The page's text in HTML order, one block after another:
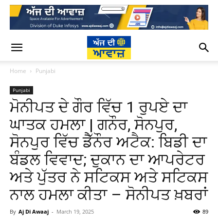
Home Punjabi
Punjabi
ਮੋਨੀਪਤ ਦੇ ਗੌਰ ਵਿੱਚ 1 ਰੁਪਏ ਦਾ
ਘਾਤਕ ਹਮਲਾ | ਗਨੌਰ, ਸੋਨਪੁਰ,
ਸੋਨਪੁਰ ਵਿੱਚ ਡੈੱਨੌਰ ਅਟੈਕ: ਬਿਡੀ ਦਾ
ਬੰਡਲ ਵਿਵਾਦ; ਦੁਕਾਨ ਦਾ ਆਪਰੇਟਰ
ਅਤੇ ਪੁੱਤਰ ਨੇ ਸਟਿਕਸ ਅਤੇ ਸਟਿਕਸ
ਨਾਲ ਹਮਲਾ ਕੀਤਾ – ਸੋਨੀਪਤ ਖ਼ਬਰਾਂ
By Aj Di Awaaj - March 19, 2025 89